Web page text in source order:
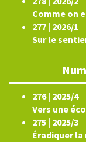
Comme on
277 | 2026/1
Sur le
276 | 2025/4
Vers une
275 | 2025/3
Éradiquer